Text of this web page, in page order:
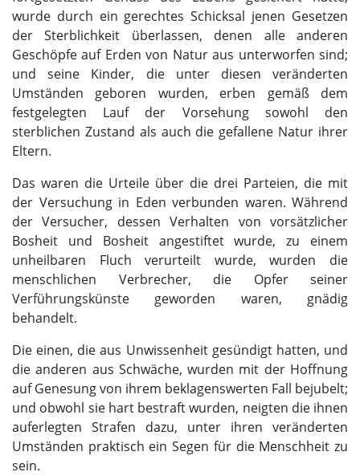
wurde durch ein gerechtes Schicksal jenen Gesetzen
der Sterblichkeit überlassen, denen alle anderen
Geschöpfe auf Erden von Natur aus unterworfen sind;
und seine Kinder, die unter diesen veränderten
Umständen geboren wurden, erben gemäß dem
festgelegten Lauf der Vorsehung sowohl den
sterblichen Zustand als auch die gefallene Natur ihrer
Eltern.
Das waren die Urteile über die drei Parteien, die mit
der Versuchung in Eden verbunden waren. Während
der Versucher, dessen Verhalten von vorsätzlicher
Bosheit und Bosheit angestiftet wurde, zu einem
unheilbaren Fluch verurteilt wurde, wurden die
menschlichen Verbrecher, die Opfer seiner
Verführungskünste geworden waren, gnädig
behandelt.
Die einen, die aus Unwissenheit gesündigt hatten, und
die anderen aus Schwäche, wurden mit der Hoffnung
auf Genesung von ihrem beklagenswerten Fall bejubelt;
und obwohl sie hart bestraft wurden, neigten die ihnen
auferlegten Strafen dazu, unter ihren veränderten
Umständen praktisch ein Segen für die Menschheit zu
sein.